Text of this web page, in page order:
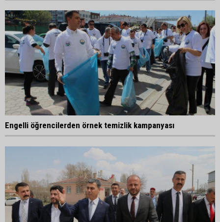
Engelli öğrencilerden örnek temizlik kampanyası